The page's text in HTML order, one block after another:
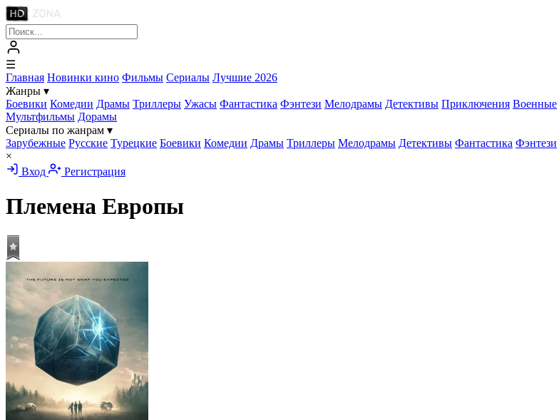
☰
Главная Новинки кино Фильмы Сериалы Лучшие 2026
Жанры ▾
Боевики Комедии Драмы Триллеры Ужасы Фантастика Фэнтези Мелодрамы Детективы Приключения Военные
Мультфильмы Дорамы
Сериалы по жанрам ▾
Зарубежные Русские Турецкие Боевики Комедии Драмы Триллеры Мелодрамы Детективы Фантастика Фэнтези
×
Вход
Регистрация
Племена Европы